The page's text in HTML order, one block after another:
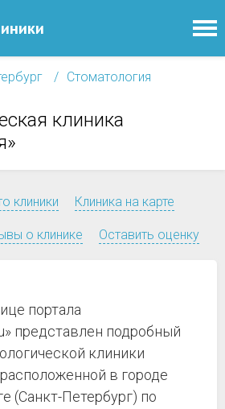
Стоматология
клиника
клиники Клиника на карте
о клинике Оставить оценку
портала
представлен подробный
клиники
в городе
(Санкт-Петербург) по